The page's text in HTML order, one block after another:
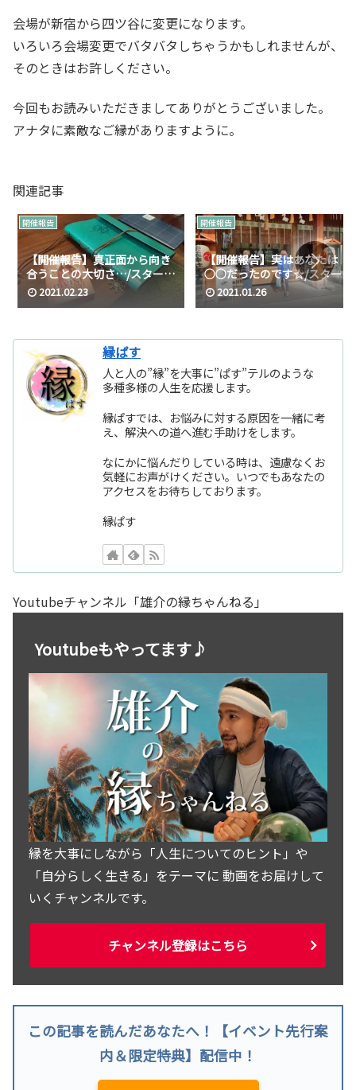
会場が新宿から四ツ谷に変更になります。
いろいろ会場変更でバタバタしちゃうかもしれませんが、
そのときはお許しください。
今回もお読みいただきましてありがとうございました。
アナタに素敵なご縁がありますように。
関連記事
開催報告
【開催報告】真正面から向き
合うことの大切さ…/スターピ
ープル 交流会 in 2021
2021.02.23
開催報告
【開催報告】実はあなたは
○○だったのです☆/スターピ
ープル 交流会 in 2021
2021.01.26
縁ぱす
人と人の”縁”を大事に”ぱす”テルのような
多種多様の人生を応援します。
縁ぱすでは、お悩みに対する原因を一緒に考
え、解決への道へ進む手助けをします。
なにかに悩んだりしている時は、遠慮なくお
気軽にお声がけください。いつでもあなたの
アクセスをお待ちしております。
縁ぱす
Youtubeチャンネル「雄介の縁ちゃんねる」
Youtubeもやってます♪
縁を大事にしながら「人生についてのヒント」や
「自分らしく生きる」をテーマに 動画をお届けして
いくチャンネルです。
チャンネル登録はこちら
この記事を読んだあなたへ！【イベント先行案
内＆限定特典】配信中！